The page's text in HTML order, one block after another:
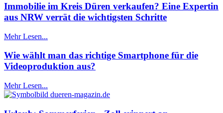
Immobilie im Kreis Düren verkaufen? Eine Expertin
aus NRW verrät die wichtigsten Schritte
Mehr Lesen...
Wie wählt man das richtige Smartphone für die
Videoproduktion aus?
Mehr Lesen...